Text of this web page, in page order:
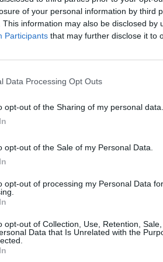
of your personal information by third
This information may also be disclosed by
Participants that may further disclose it to
Data Processing Opt Outs
opt-out of the Sharing of my personal data.
opt-out of the Sale of my Personal Data.
opt-out of processing my Personal Data
opt-out of Collection, Use, Retention,
Data that Is Unrelated with the
Asistencia a la Seguridad (ISAF)
nota a los medios, la misión de la
y no es acorde con los altos
la coalición” e incidió en que
que ya no estarían
“esta conducta deshonra los
que representan a las 50
persona que se confirme ha estado
afganos explicó que la difusión del
ni al intercambio de prisioneros.
el vídeo no perjudicará a nuestras
porque, de momento, solo
Muyahid.
no es la única barrabasada que
afgano ya publicó un informe sobre
de Kabul, una prisión dirigida
Qazi, presidente de la